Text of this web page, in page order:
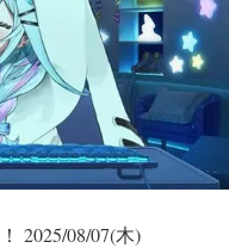
2025/08/07(木)